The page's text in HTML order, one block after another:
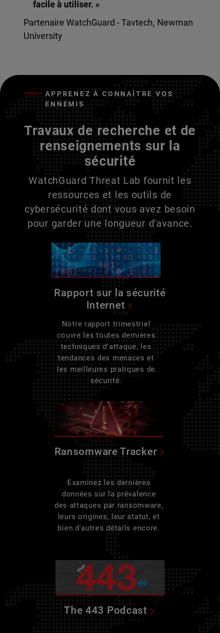
facile à utiliser. »
Partenaire WatchGuard - Tavtech, Newman
University
APPRENEZ À CONNAÎTRE VOS
ENNEMIS
Travaux de recherche et de
renseignements sur la
sécurité
WatchGuard Threat Lab fournit les
ressources et les outils de
cybersécurité dont vous avez besoin
pour garder une longueur d'avance.
Rapport sur la sécurité
Internet
Notre rapport trimestriel
couvre les toutes dernières
techniques d'attaque, les
tendances des menaces et
les meilleures pratiques de
sécurité.
Ransomware Tracker
Examinez les dernières
données sur la prévalence
des attaques par ransomware,
leurs origines, leur statut, et
bien d'autres détails encore.
The 443 Podcast